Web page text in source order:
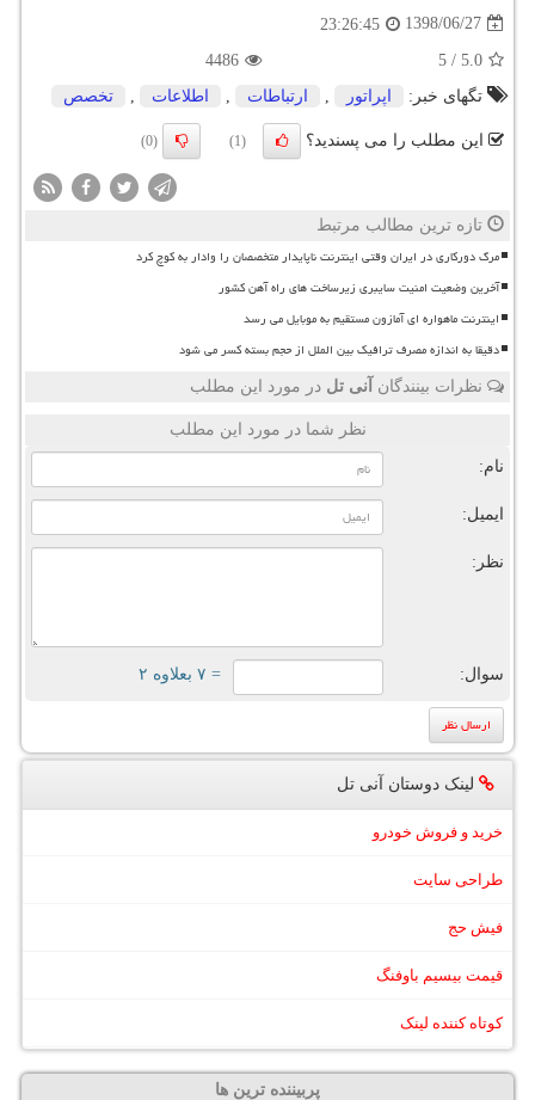
1398/06/27
23:26:45
5.0
/
5
4486
تگهای خبر:
اپراتور ارتباطات اطلاعات تخصص
این مطلب را می پسندید؟ (1)
(0)
تازه ترین مطالب مرتبط
مرگ دورکاری در ایران وقتی اینترنت ناپایدار متخصصان را وادار به کوچ کرد
آخرین وضعیت امنیت سایبری زیرساخت های راه آهن کشور
اینترنت ماهواره ای آمازون مستقیم به موبایل می رسد
دقیقا به اندازه مصرف ترافیک بین الملل از حجم بسته کسر می شود
نظرات بینندگان آنی تل در مورد این مطلب
نظر شما در مورد این مطلب
نام:
ایمیل:
نظر:
سوال: = ۷ بعلاوه ۲
لینک دوستان آنی تل
خرید و فروش خودرو
طراحی سایت
فیش حج
قیمت بیسیم باوفنگ
کوتاه کننده لینک
پربیننده ترین ها